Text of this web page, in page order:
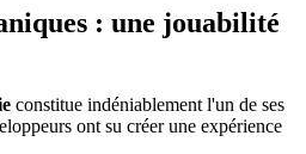
: une jouabilité
constitue indéniablement l'un de ses
ont su créer une expérience